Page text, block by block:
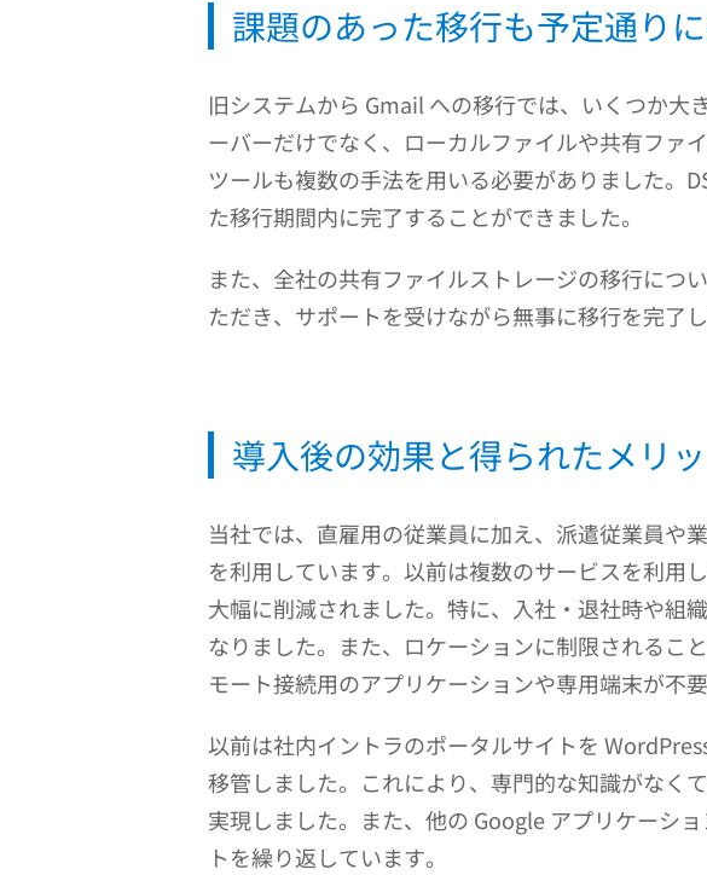
課題のあった移行も予定通り
旧システムから Gmail への移行では、いくつか
ーバーだけでなく、ローカルファイルや共有ファ
ツールも複数の手法を用いる必要がありました。
た移行期間内に完了することができました。
また、全社の共有ファイルストレージの移行につ
ただき、サポートを受けながら無事に移行を完了し
導入後の効果と得られたメリ
当社では、直雇用の従業員に加え、派遣従業員や
を利用しています。以前は複数のサービスを利用
大幅に削減されました。特に、入社・退社時や組
なりました。また、ロケーションに制限されるこ
モート接続用のアプリケーションや専用端末が不
以前は社内イントラのポータルサイトを
移管しました。これにより、専門的な知識がなく
実現しました。また、他の Google アプリケーシ
トを繰り返しています。